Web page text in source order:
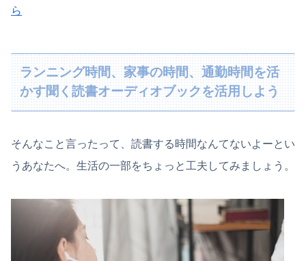
ら
ランニング時間、家事の時間、通勤時間を活
かす聞く読書オーディオブックを活用しよう
そんなこと言ったって、読書する時間なんてないよーとい
うあなたへ。生活の一部をちょっと工夫してみましょう。